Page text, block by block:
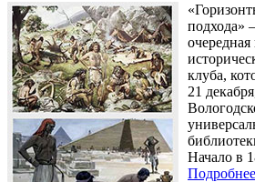
подхода»
очередная
клуба,
21
Начало в
Подробнее